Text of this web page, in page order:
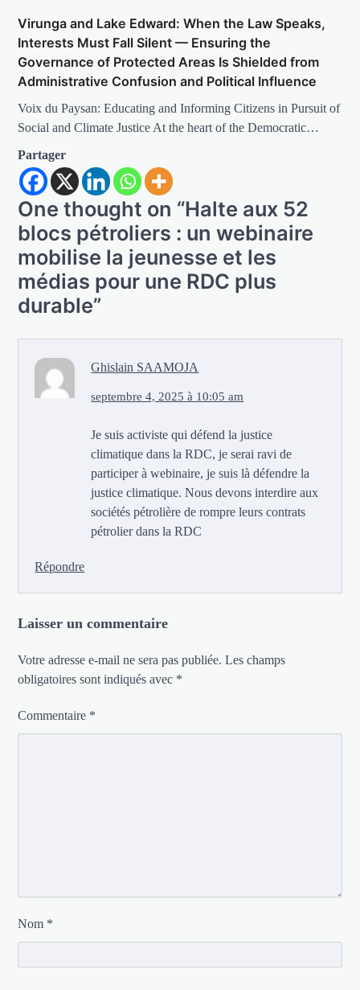
Virunga and Lake Edward: When the Law Speaks,
Interests Must Fall Silent — Ensuring the
Governance of Protected Areas Is Shielded from
Administrative Confusion and Political Influence
Voix du Paysan: Educating and Informing Citizens in Pursuit of
Social and Climate Justice At the heart of the Democratic…
Partager
One thought on “Halte aux 52
blocs pétroliers : un webinaire
mobilise la jeunesse et les
médias pour une RDC plus
durable”
Ghislain SAAMOJA
septembre 4, 2025 à 10:05 am
Je suis activiste qui défend la justice
climatique dans la RDC, je serai ravi de
participer à webinaire, je suis là défendre la
justice climatique. Nous devons interdire aux
sociétés pétrolière de rompre leurs contrats
pétrolier dans la RDC
Répondre
Laisser un commentaire
Votre adresse e-mail ne sera pas publiée. Les champs
obligatoires sont indiqués avec *
Commentaire *
Nom *